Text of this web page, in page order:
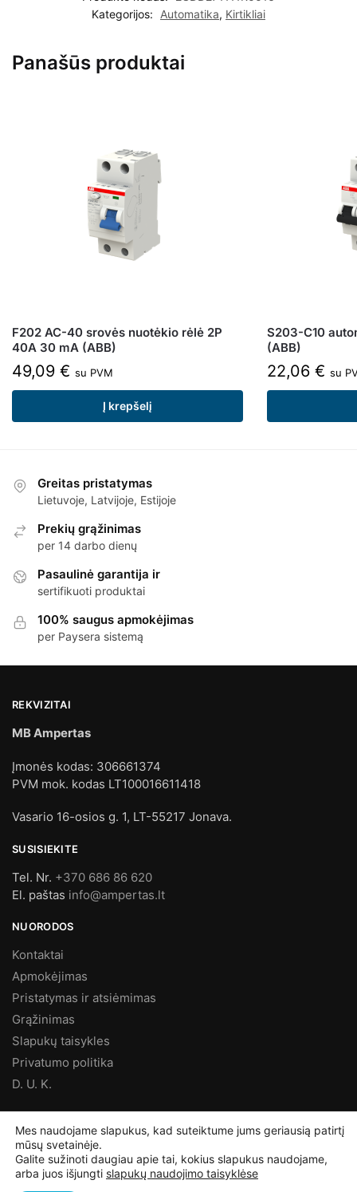
Kategorijos:
Automatika, Kirtikliai
Panašūs produktai
F202 AC-40 srovės nuotėkio rėlė 2P
40A 30 mA (ABB)
49,09 € su PVM
Į krepšelį
S203-C10
(ABB)
22,06 € su
Greitas pristatymas
Lietuvoje, Latvijoje, Estijoje
Prekių grąžinimas
per 14 darbo dienų
Pasaulinė garantija ir
sertifikuoti produktai
100% saugus apmokėjimas
per Paysera sistemą
REKVIZITAI
MB Ampertas
Įmonės kodas: 306661374
PVM mok. kodas LT100016611418
Vasario 16-osios g. 1, LT-55217 Jonava.
SUSISIEKITE
Tel. Nr. +370 686 86 620
El. paštas info@ampertas.lt
NUORODOS
Kontaktai
Apmokėjimas
Pristatymas ir atsiėmimas
Grąžinimas
Slapukų taisykles
Privatumo politika
D. U. K.
Ampertas – Elektros prekės
©Ampertas.lt2025, Visos teisės saugomos
Mes naudojame slapukus, kad suteiktume jums geriausią patirtį
mūsų svetainėje.
Galite sužinoti daugiau apie tai, kokius slapukus naudojame,
arba juos išjungti slapukų naudojimo taisyklėse